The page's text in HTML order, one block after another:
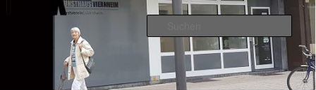
KUNSTHAUS
VIERNHEIM